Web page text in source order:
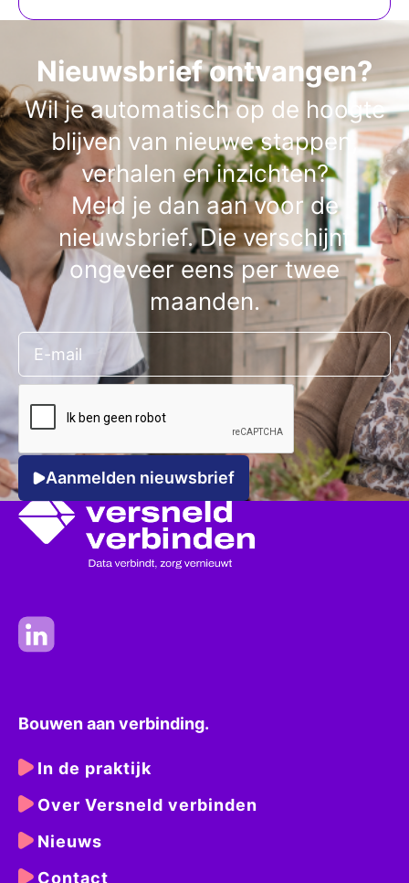
Nieuwsbrief ontvangen?
Wil je automatisch op de hoogte
blijven van nieuwe stappen,
verhalen en inzichten?
Meld je dan aan voor de
nieuwsbrief. Die verschijnt
ongeveer eens per twee
maanden.
Aanmelden nieuwsbrief
Bouwen aan verbinding.
In de praktijk
Over Versneld verbinden
Nieuws
Contact